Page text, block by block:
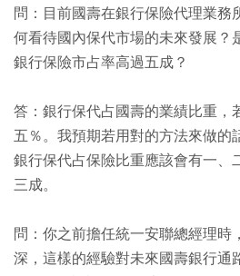
問：目前國壽在銀行保險代理業務
何看待國內保代市場的未來發展？
銀行保險市占率高過五成？
答：銀行保代占國壽的業績比重，
五％。我預期若用對的方法來做的
銀行保代占保險比重應該會有一、
三成。
問：你之前擔任統一安聯總經理時
深，這樣的經驗對未來國壽銀行通